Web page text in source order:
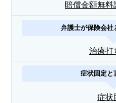
賠償金額無料
弁護士が保険会社
治療打
症状固定と
症状